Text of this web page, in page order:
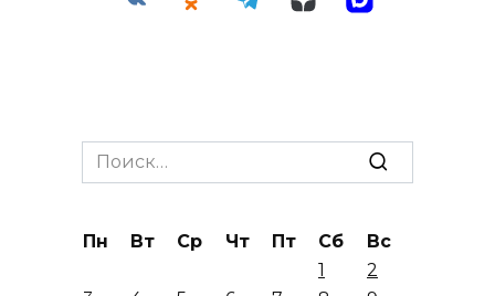
Search
for:
Пн Вт Ср Чт Пт Сб
Вс
1
2